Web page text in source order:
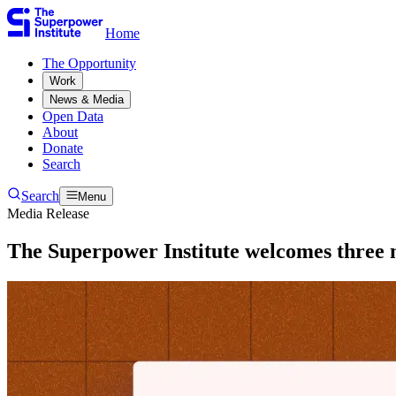
Home
The Opportunity​​​​‌ ‍ ​‍​‍‌‍ ‌ ​‍‌‍‍‌‌‍‌ ‌‍‍‌‌‍ ‍​‍​‍​ ‍‍​‍​‍‌ ​ ‌‍​‌‌‍ ‍‌‍‍‌‌ ‌​‌ ‍‌​‍ ‍‌‍‍‌‌‍ ​‍​‍​‍ ​​‍​‍‌‍‍​‌ ​‍‌‍‌‌‌‍‌‍​‍​‍​ ‍‍​‍​‍‌‍‍​‌ ‌​‌ ‌​‌ ​​​ ‍‍​‍ ​‍ ‌‍ ​‌‍ ‌‍​ ‌‍​‌‌‍ ​‌‍‍​‌‍ ‌ ​ ‌ ‌​​ ‍‍​ ​ ​ ​ ​ ​ ​ ​ ​‍ ‌‍‍‌‌‍ ‍‌ ‌​‌‍‌‌‌‍ ‍‌ ‌​​‍ ‌‍‌‌‌‍‌​‌‍‍‌‌ ‌​​‍ ‌‍ ‌‌‍ ‌‍‌​‌‍‌‌​ ‌‌ ​​‌ ​‍‌‍‌‌‌ ​ ‌‍‌‌‌‍ ‍‌ ‌​‌‍​‌‌ ‌​‌‍‍‌‌‍ ‌‍ ‍​ ‍ ‌‍‍‌‌‍‌​​ ‌​ ​‍​ ‌‍​ ‌‌​ ‌‍​ ​​‌‍‌‌​ ‍​​ ​​​‍ ‌​ ‌ ​ ‌​​ ‌‍​ ‌‌​‍ ‌​ ‌​​ ‍​​ ​ ​ ‍‌​‍ ‌​ ‍​​ ‌‍​ ​‍​ ‍‌​‍ ‌​ ‌‌​ ‌‌​ ‌ ​ ​‍‌‍‌‍​ ‍​​ ​‍​ ‍‌​ ‌‌​ ‍​​ ​​‌‍‌‌​ ‍ ‌ ‌​‌ ‍‌‌ ​​‌‍‌‌​ ‌‌ ​ ‌‍‌‌‌ ‌​‌ ‌​‌‍‍‌‌‍ ‍‌‍‌ ‌ ​ ​ ‍ ‌ ​​‌‍​‌‌ ‌​‌‍‍​​ ‌‌ ​ ‌‍‍‌‌ ‌​‌‍‌‌‌​ ‍‌‍​‌‌ ‌‍‌​‍‌‌ ‌​‌‍‌‌‌‍ ‌‌ ​ ​‍‌‌​ ‌‌‌​​‍‌‌ ‌‍‍ ‌‍‌‌‌ ‍‌​‍‌‌​ ​ ‌​‌​​‍‌‌​ ​ ‌​‌​​‍‌‌​ ​‍​ ​‍‌‍‌‌‌‍​‍‌‍‌‌‌‍​ ‌‍​‍‌‍​‌​ ​​​ ​​​ ​​​ ‌​​ ​​‌‍​ ​‍‌‌​ ​‍​ ​‍​‍‌‌​ ‌‌‌​‌​​‍ ‍‌‍ ​‌‍​‌‌‍​‍‌‍‌‌‌‍ ​​ ‌‍​‍‌‍​‌‌ ​ ‌‍‌‌‌‌‌‌‌ ​‍‌‍ ​​ ‌‌‍‍​‌ ‌​‌ ‌​‌ ​​​‍‌‌​ ​ ‌​​‌​‍‌‌​ ​‍‌​‌‍​‍‌‌​ ​‍‌​‌‍‌‍ ​‌‍ ‌‍​ ‌‍​‌‌‍ ​‌‍‍​‌‍ ‌ ​ ‌ ‌​​‍‌‌​ ​ ‌​​‌​ ​ ​ ​ ​ ​ ​ ​ ​‍‌‍‌‍‍‌‌‍‌​​ ‌​ ​‍​ ‌‍​ ‌‌​ ‌‍​ ​​‌‍‌‌​ ‍​​ ​​​‍ ‌​ ‌ ​ ‌​​ ‌‍​ ‌‌​‍ ‌​ ‌​​ ‍​​ ​ ​ ‍‌​‍ ‌​ ‍​​ ‌‍​ ​‍​ ‍‌​‍ ‌​ ‌‌​ ‌‌​ ‌ ​ ​‍‌‍‌‍​ ‍​​ ​‍​ ‍‌​ ‌‌​ ‍​​ ​​‌‍‌‌​‍‌‍‌ ‌​‌ ‍‌‌ ​​‌‍‌‌​ ‌‌ ​ ‌‍‌‌‌ ‌​‌ ‌​‌‍‍‌‌‍ ‍‌‍‌ ‌ ​ ​‍‌‍‌ ​​‌‍​‌‌ ‌​‌‍‍​​ ‌‌ ​ ‌‍‍‌‌ ‌​‌‍‌‌‌​ ‍‌‍​‌‌ ‌‍‌​‍‌‌ ‌​‌‍‌‌‌‍ ‌‌ ​ ​‍‌‌​ ‌‌‌​​‍‌‌ ‌‍‍ ‌‍‌‌‌ ‍‌​‍‌‌​ ​ ‌​‌​​‍‌‌​ ​ ‌​‌​​‍‌‌​ ​‍​ ​‍‌‍‌‌‌‍​‍‌‍‌‌‌‍​ ‌‍​‍‌‍​‌​ ​​​ ​​​ ​​​ ‌​​ ​​‌‍​ ​‍‌‌​ ​‍​ ​‍​‍‌‌​ ‌‌‌​‌​​‍ ‍‌‍ ​‌‍​‌‌‍​‍‌‍‌‌‌‍ ​​‍‌‍‌ ​​‌‍‌‌‌ ​‍‌ ​ ‌ ​​‌‍‌‌‌‍​ ‌ ‌​‌‍‍‌‌ ‌‍‌‍‌‌​ ‌‌ ​​‌ ‌‌‌‍​‍‌‍ ​‌‍‍‌‌ ​ ‌‍‍​‌‍‌‌‌‍‌​​‍​‍‌ ‌
Work​​​​‌ ‍ ​‍​‍‌‍ ‌ ​‍‌‍‍‌‌‍‌ ‌‍‍‌‌‍ ‍​‍​‍​ ‍‍​‍​‍‌ ​ ‌‍​‌‌‍ ‍‌‍‍‌‌ ‌​‌ ‍‌​‍ ‍‌‍‍‌‌‍ ​‍​‍​‍ ​​‍​‍‌‍‍​‌ ​‍‌‍‌‌‌‍‌‍​‍​‍​ ‍‍​‍​‍‌‍‍​‌ ‌​‌ ‌​‌ ​​​ ‍‍​‍ ​‍ ‌‍ ​‌‍ ‌‍​ ‌‍​‌‌‍ ​‌‍‍​‌‍ ‌ ​ ‌ ‌​​ ‍‍​ ​ ​ ​ ​ ​ ​ ​ ​‍ ‌‍‍‌‌‍ ‍‌ ‌​‌‍‌‌‌‍ ‍‌ ‌​​‍ ‌‍‌‌‌‍‌​‌‍‍‌‌ ‌​​‍ ‌‍ ‌‌‍ ‌‍‌​‌‍‌‌​ ‌‌ ​​‌ ​‍‌‍‌‌‌ ​ ‌‍‌‌‌‍ ‍‌ ‌​‌‍​‌‌ ‌​‌‍‍‌‌‍ ‌‍ ‍​ ‍ ‌‍‍‌‌‍‌​​ ‌​ ​‍​ ‌‍​ ‌‌​ ‌‍​ ​​‌‍‌‌​ ‍​​ ​​​‍ ‌​ ‌ ​ ‌​​ ‌‍​ ‌‌​‍ ‌​ ‌​​ ‍​​ ​ ​ ‍‌​‍ ‌​ ‍​​ ‌‍​ ​‍​ ‍‌​‍ ‌​ ‌‌​ ‌‌​ ‌ ​ ​‍‌‍‌‍​ ‍​​ ​‍​ ‍‌​ ‌‌​ ‍​​ ​​‌‍‌‌​ ‍ ‌ ‌​‌ ‍‌‌ ​​‌‍‌‌​ ‌‌ ​ ‌‍‌‌‌ ‌​‌ ‌​‌‍‍‌‌‍ ‍‌‍‌ ‌ ​ ​ ‍ ‌ ​​‌‍​‌‌ ‌​‌‍‍​​ ‌‌ ​ ‌‍‍‌‌ ‌​‌‍‌‌‌​ ‍‌‍​‌‌ ‌‍‌​‍‌‌ ‌​‌‍‌‌‌‍ ‌‌ ​ ​‍‌‌​ ‌‌‌​​‍‌‌ ‌‍‍ ‌‍‌‌‌ ‍‌​‍‌‌​ ​ ‌​‌​​‍‌‌​ ​ ‌​‌​​‍‌‌​ ​‍​ ​‍​ ‌‌​ ​​‌‍‌‍‌‍​‌‌‍‌​​ ‌‌​ ‌ ‌‍‌‍​ ‌ ‌‍​‌‌‍‌‌​ ​‍​ ‌ ​ ‌​‌‍‌‌​ ‍‌‌‍​ ​ ​​‌‍‌​​ ‍‌​ ​ ​ ‌‌​ ‌‌​ ​‍​ ‌ ​ ‌ ​ ‌‌‌‍‌​‌‍​‌​ ‍‌​ ​​​ ‌ ​‍‌‌​ ​‍​ ​‍​‍‌‌​ ‌‌‌​‌​​‍ ‍‌‍ ​‌‍​‌‌‍​‍‌‍‌‌‌‍ ​​ ‌‍​‍‌‍​‌‌ ​ ‌‍‌‌‌‌‌‌‌ ​‍‌‍ ​​ ‌‌‍‍​‌ ‌​‌ ‌​‌ ​​​‍‌‌​ ​ ‌​​‌​‍‌‌​ ​‍‌​‌‍​‍‌‌​ ​‍‌​‌‍‌‍ ​‌‍ ‌‍​ ‌‍​‌‌‍ ​‌‍‍​‌‍ ‌ ​ ‌ ‌​​‍‌‌​ ​ ‌​​‌​ ​ ​ ​ ​ ​ ​ ​ ​‍‌‍‌‍‍‌‌‍‌​​ ‌​ ​‍​ ‌‍​ ‌‌​ ‌‍​ ​​‌‍‌‌​ ‍​​ ​​​‍ ‌​ ‌ ​ ‌​​ ‌‍​ ‌‌​‍ ‌​ ‌​​ ‍​​ ​ ​ ‍‌​‍ ‌​ ‍​​ ‌‍​ ​‍​ ‍‌​‍ ‌​ ‌‌​ ‌‌​ ‌ ​ ​‍‌‍‌‍​ ‍​​ ​‍​ ‍‌​ ‌‌​ ‍​​ ​​‌‍‌‌​‍‌‍‌ ‌​‌ ‍‌‌ ​​‌‍‌‌​ ‌‌ ​ ‌‍‌‌‌ ‌​‌ ‌​‌‍‍‌‌‍ ‍‌‍‌ ‌ ​ ​‍‌‍‌ ​​‌‍​‌‌ ‌​‌‍‍​​ ‌‌ ​ ‌‍‍‌‌ ‌​‌‍‌‌‌​ ‍‌‍​‌‌ ‌‍‌​‍‌‌ ‌​‌‍‌‌‌‍ ‌‌ ​ ​‍‌‌​ ‌‌‌​​‍‌‌ ‌‍‍ ‌‍‌‌‌ ‍‌​‍‌‌​ ​ ‌​‌​​‍‌‌​ ​ ‌​‌​​‍‌‌​ ​‍​ ​‍​ ‌‌​ ​​‌‍‌‍‌‍​‌‌‍‌​​ ‌‌​ ‌ ‌‍‌‍​ ‌ ‌‍​‌‌‍‌‌​ ​‍​ ‌ ​ ‌​‌‍‌‌​ ‍‌‌‍​ ​ ​​‌‍‌​​ ‍‌​ ​ ​ ‌‌​ ‌‌​ ​‍​ ‌ ​ ‌ ​ ‌‌‌‍‌​‌‍​‌​ ‍‌​ ​​​ ‌ ​‍‌‌​ ​‍​ ​‍​‍‌‌​ ‌‌‌​‌​​‍ ‍‌‍ ​‌‍​‌‌‍​‍‌‍‌‌‌‍ ​​‍‌‍‌ ​​‌‍‌‌‌ ​‍‌ ​ ‌ ​​‌‍‌‌‌‍​ ‌ ‌​‌‍‍‌‌ ‌‍‌‍‌‌​ ‌‌ ​​‌ ‌‌‌‍​‍‌‍ ​‌‍‍‌‌ ​ ‌‍‍​‌‍‌‌‌‍‌​​‍​‍‌ ‌
News & Media​​​​‌ ‍ ​‍​‍‌‍ ‌ ​‍‌‍‍‌‌‍‌ ‌‍‍‌‌‍ ‍​‍​‍​ ‍‍​‍​‍‌ ​ ‌‍​‌‌‍ ‍‌‍‍‌‌ ‌​‌ ‍‌​‍ ‍‌‍‍‌‌‍ ​‍​‍​‍ ​​‍​‍‌‍‍​‌ ​‍‌‍‌‌‌‍‌‍​‍​‍​ ‍‍​‍​‍‌‍‍​‌ ‌​‌ ‌​‌ ​​​ ‍‍​‍ ​‍ ‌‍ ​‌‍ ‌‍​ ‌‍​‌‌‍ ​‌‍‍​‌‍ ‌ ​ ‌ ‌​​ ‍‍​ ​ ​ ​ ​ ​ ​ ​ ​‍ ‌‍‍‌‌‍ ‍‌ ‌​‌‍‌‌‌‍ ‍‌ ‌​​‍ ‌‍‌‌‌‍‌​‌‍‍‌‌ ‌​​‍ ‌‍ ‌‌‍ ‌‍‌​‌‍‌‌​ ‌‌ ​​‌ ​‍‌‍‌‌‌ ​ ‌‍‌‌‌‍ ‍‌ ‌​‌‍​‌‌ ‌​‌‍‍‌‌‍ ‌‍ ‍​ ‍ ‌‍‍‌‌‍‌​​ ‌​ ​‍​ ‌‍​ ‌‌​ ‌‍​ ​​‌‍‌‌​ ‍​​ ​​​‍ ‌​ ‌ ​ ‌​​ ‌‍​ ‌‌​‍ ‌​ ‌​​ ‍​​ ​ ​ ‍‌​‍ ‌​ ‍​​ ‌‍​ ​‍​ ‍‌​‍ ‌​ ‌‌​ ‌‌​ ‌ ​ ​‍‌‍‌‍​ ‍​​ ​‍​ ‍‌​ ‌‌​ ‍​​ ​​‌‍‌‌​ ‍ ‌ ‌​‌ ‍‌‌ ​​‌‍‌‌​ ‌‌ ​ ‌‍‌‌‌ ‌​‌ ‌​‌‍‍‌‌‍ ‍‌‍‌ ‌ ​ ​ ‍ ‌ ​​‌‍​‌‌ ‌​‌‍‍​​ ‌‌ ​ ‌‍‍‌‌ ‌​‌‍‌‌‌​ ‍‌‍​‌‌ ‌‍‌​‍‌‌ ‌​‌‍‌‌‌‍ ‌‌ ​ ​‍‌‌​ ‌‌‌​​‍‌‌ ‌‍‍ ‌‍‌‌‌ ‍‌​‍‌‌​ ​ ‌​‌​​‍‌‌​ ​ ‌​‌​​‍‌‌​ ​‍​ ​‍​ ​​​ ​ ​ ‌‌​ ‍‌​ ‌‍‌‍‌‌‌‍‌​‌‍‌‌​ ‍​​ ​​​ ‌ ​ ‌‌​‍‌‌​ ​‍​ ​‍​‍‌‌​ ‌‌‌​‌​​‍ ‍‌‍ ​‌‍​‌‌‍​‍‌‍‌‌‌‍ ​​ ‌‍​‍‌‍​‌‌ ​ ‌‍‌‌‌‌‌‌‌ ​‍‌‍ ​​ ‌‌‍‍​‌ ‌​‌ ‌​‌ ​​​‍‌‌​ ​ ‌​​‌​‍‌‌​ ​‍‌​‌‍​‍‌‌​ ​‍‌​‌‍‌‍ ​‌‍ ‌‍​ ‌‍​‌‌‍ ​‌‍‍​‌‍ ‌ ​ ‌ ‌​​‍‌‌​ ​ ‌​​‌​ ​ ​ ​ ​ ​ ​ ​ ​‍‌‍‌‍‍‌‌‍‌​​ ‌​ ​‍​ ‌‍​ ‌‌​ ‌‍​ ​​‌‍‌‌​ ‍​​ ​​​‍ ‌​ ‌ ​ ‌​​ ‌‍​ ‌‌​‍ ‌​ ‌​​ ‍​​ ​ ​ ‍‌​‍ ‌​ ‍​​ ‌‍​ ​‍​ ‍‌​‍ ‌​ ‌‌​ ‌‌​ ‌ ​ ​‍‌‍‌‍​ ‍​​ ​‍​ ‍‌​ ‌‌​ ‍​​ ​​‌‍‌‌​‍‌‍‌ ‌​‌ ‍‌‌ ​​‌‍‌‌​ ‌‌ ​ ‌‍‌‌‌ ‌​‌ ‌​‌‍‍‌‌‍ ‍‌‍‌ ‌ ​ ​‍‌‍‌ ​​‌‍​‌‌ ‌​‌‍‍​​ ‌‌ ​ ‌‍‍‌‌ ‌​‌‍‌‌‌​ ‍‌‍​‌‌ ‌‍‌​‍‌‌ ‌​‌‍‌‌‌‍ ‌‌ ​ ​‍‌‌​ ‌‌‌​​‍‌‌ ‌‍‍ ‌‍‌‌‌ ‍‌​‍‌‌​ ​ ‌​‌​​‍‌‌​ ​ ‌​‌​​‍‌‌​ ​‍​ ​‍​ ​​​ ​ ​ ‌‌​ ‍‌​ ‌‍‌‍‌‌‌‍‌​‌‍‌‌​ ‍​​ ​​​ ‌ ​ ‌‌​‍‌‌​ ​‍​ ​‍​‍‌‌​ ‌‌‌​‌​​‍ ‍‌‍ ​‌‍​‌‌‍​‍‌‍‌‌‌‍ ​​‍‌‍‌ ​​‌‍‌‌‌ ​‍‌ ​ ‌ ​​‌‍‌‌‌‍​ ‌ ‌​‌‍‍‌‌ ‌‍‌‍‌‌​ ‌‌ ​​‌ ‌‌‌‍​‍‌‍ ​‌‍‍‌‌ ​ ‌‍‍​‌‍‌‌‌‍‌​​‍​‍‌ ‌
Open Data​​​​‌ ‍ ​‍​‍‌‍ ‌ ​‍‌‍‍‌‌‍‌ ‌‍‍‌‌‍ ‍​‍​‍​ ‍‍​‍​‍‌ ​ ‌‍​‌‌‍ ‍‌‍‍‌‌ ‌​‌ ‍‌​‍ ‍‌‍‍‌‌‍ ​‍​‍​‍ ​​‍​‍‌‍‍​‌ ​‍‌‍‌‌‌‍‌‍​‍​‍​ ‍‍​‍​‍‌‍‍​‌ ‌​‌ ‌​‌ ​​​ ‍‍​‍ ​‍ ‌‍ ​‌‍ ‌‍​ ‌‍​‌‌‍ ​‌‍‍​‌‍ ‌ ​ ‌ ‌​​ ‍‍​ ​ ​ ​ ​ ​ ​ ​ ​‍ ‌‍‍‌‌‍ ‍‌ ‌​‌‍‌‌‌‍ ‍‌ ‌​​‍ ‌‍‌‌‌‍‌​‌‍‍‌‌ ‌​​‍ ‌‍ ‌‌‍ ‌‍‌​‌‍‌‌​ ‌‌ ​​‌ ​‍‌‍‌‌‌ ​ ‌‍‌‌‌‍ ‍‌ ‌​‌‍​‌‌ ‌​‌‍‍‌‌‍ ‌‍ ‍​ ‍ ‌‍‍‌‌‍‌​​ ‌​ ​‍​ ‌‍​ ‌‌​ ‌‍​ ​​‌‍‌‌​ ‍​​ ​​​‍ ‌​ ‌ ​ ‌​​ ‌‍​ ‌‌​‍ ‌​ ‌​​ ‍​​ ​ ​ ‍‌​‍ ‌​ ‍​​ ‌‍​ ​‍​ ‍‌​‍ ‌​ ‌‌​ ‌‌​ ‌ ​ ​‍‌‍‌‍​ ‍​​ ​‍​ ‍‌​ ‌‌​ ‍​​ ​​‌‍‌‌​ ‍ ‌ ‌​‌ ‍‌‌ ​​‌‍‌‌​ ‌‌ ​ ‌‍‌‌‌ ‌​‌ ‌​‌‍‍‌‌‍ ‍‌‍‌ ‌ ​ ​ ‍ ‌ ​​‌‍​‌‌ ‌​‌‍‍​​ ‌‌ ​ ‌‍‍‌‌ ‌​‌‍‌‌‌​ ‍‌‍​‌‌ ‌‍‌​‍‌‌ ‌​‌‍‌‌‌‍ ‌‌ ​ ​‍‌‌​ ‌‌‌​​‍‌‌ ‌‍‍ ‌‍‌‌‌ ‍‌​‍‌‌​ ​ ‌​‌​​‍‌‌​ ​ ‌​‌​​‍‌‌​ ​‍​ ​‍​ ‍​‌‍‌‍‌‍‌​​ ​ ​ ‍​‌‍​‍‌‍‌‌‌‍​ ​ ​‍‌‍​‍​ ‍‌​ ​ ​‍‌‌​ ​‍​ ​‍​‍‌‌​ ‌‌‌​‌​​‍ ‍‌‍ ​‌‍​‌‌‍​‍‌‍‌‌‌‍ ​​ ‌‍​‍‌‍​‌‌ ​ ‌‍‌‌‌‌‌‌‌ ​‍‌‍ ​​ ‌‌‍‍​‌ ‌​‌ ‌​‌ ​​​‍‌‌​ ​ ‌​​‌​‍‌‌​ ​‍‌​‌‍​‍‌‌​ ​‍‌​‌‍‌‍ ​‌‍ ‌‍​ ‌‍​‌‌‍ ​‌‍‍​‌‍ ‌ ​ ‌ ‌​​‍‌‌​ ​ ‌​​‌​ ​ ​ ​ ​ ​ ​ ​ ​‍‌‍‌‍‍‌‌‍‌​​ ‌​ ​‍​ ‌‍​ ‌‌​ ‌‍​ ​​‌‍‌‌​ ‍​​ ​​​‍ ‌​ ‌ ​ ‌​​ ‌‍​ ‌‌​‍ ‌​ ‌​​ ‍​​ ​ ​ ‍‌​‍ ‌​ ‍​​ ‌‍​ ​‍​ ‍‌​‍ ‌​ ‌‌​ ‌‌​ ‌ ​ ​‍‌‍‌‍​ ‍​​ ​‍​ ‍‌​ ‌‌​ ‍​​ ​​‌‍‌‌​‍‌‍‌ ‌​‌ ‍‌‌ ​​‌‍‌‌​ ‌‌ ​ ‌‍‌‌‌ ‌​‌ ‌​‌‍‍‌‌‍ ‍‌‍‌ ‌ ​ ​‍‌‍‌ ​​‌‍​‌‌ ‌​‌‍‍​​ ‌‌ ​ ‌‍‍‌‌ ‌​‌‍‌‌‌​ ‍‌‍​‌‌ ‌‍‌​‍‌‌ ‌​‌‍‌‌‌‍ ‌‌ ​ ​‍‌‌​ ‌‌‌​​‍‌‌ ‌‍‍ ‌‍‌‌‌ ‍‌​‍‌‌​ ​ ‌​‌​​‍‌‌​ ​ ‌​‌​​‍‌‌​ ​‍​ ​‍​ ‍​‌‍‌‍‌‍‌​​ ​ ​ ‍​‌‍​‍‌‍‌‌‌‍​ ​ ​‍‌‍​‍​ ‍‌​ ​ ​‍‌‌​ ​‍​ ​‍​‍‌‌​ ‌‌‌​‌​​‍ ‍‌‍ ​‌‍​‌‌‍​‍‌‍‌‌‌‍ ​​‍‌‍‌ ​​‌‍‌‌‌ ​‍‌ ​ ‌ ​​‌‍‌‌‌‍​ ‌ ‌​‌‍‍‌‌ ‌‍‌‍‌‌​ ‌‌ ​​‌ ‌‌‌‍​‍‌‍ ​‌‍‍‌‌ ​ ‌‍‍​‌‍‌‌‌‍‌​​‍​‍‌ ‌
About​​​​‌ ‍ ​‍​‍‌‍ ‌ ​‍‌‍‍‌‌‍‌ ‌‍‍‌‌‍ ‍​‍​‍​ ‍‍​‍​‍‌ ​ ‌‍​‌‌‍ ‍‌‍‍‌‌ ‌​‌ ‍‌​‍ ‍‌‍‍‌‌‍ ​‍​‍​‍ ​​‍​‍‌‍‍​‌ ​‍‌‍‌‌‌‍‌‍​‍​‍​ ‍‍​‍​‍‌‍‍​‌ ‌​‌ ‌​‌ ​​​ ‍‍​‍ ​‍ ‌‍ ​‌‍ ‌‍​ ‌‍​‌‌‍ ​‌‍‍​‌‍ ‌ ​ ‌ ‌​​ ‍‍​ ​ ​ ​ ​ ​ ​ ​ ​‍ ‌‍‍‌‌‍ ‍‌ ‌​‌‍‌‌‌‍ ‍‌ ‌​​‍ ‌‍‌‌‌‍‌​‌‍‍‌‌ ‌​​‍ ‌‍ ‌‌‍ ‌‍‌​‌‍‌‌​ ‌‌ ​​‌ ​‍‌‍‌‌‌ ​ ‌‍‌‌‌‍ ‍‌ ‌​‌‍​‌‌ ‌​‌‍‍‌‌‍ ‌‍ ‍​ ‍ ‌‍‍‌‌‍‌​​ ‌​ ​‍​ ‌‍​ ‌‌​ ‌‍​ ​​‌‍‌‌​ ‍​​ ​​​‍ ‌​ ‌ ​ ‌​​ ‌‍​ ‌‌​‍ ‌​ ‌​​ ‍​​ ​ ​ ‍‌​‍ ‌​ ‍​​ ‌‍​ ​‍​ ‍‌​‍ ‌​ ‌‌​ ‌‌​ ‌ ​ ​‍‌‍‌‍​ ‍​​ ​‍​ ‍‌​ ‌‌​ ‍​​ ​​‌‍‌‌​ ‍ ‌ ‌​‌ ‍‌‌ ​​‌‍‌‌​ ‌‌ ​ ‌‍‌‌‌ ‌​‌ ‌​‌‍‍‌‌‍ ‍‌‍‌ ‌ ​ ​ ‍ ‌ ​​‌‍​‌‌ ‌​‌‍‍​​ ‌‌ ​ ‌‍‍‌‌ ‌​‌‍‌‌‌​ ‍‌‍​‌‌ ‌‍‌​‍‌‌ ‌​‌‍‌‌‌‍ ‌‌ ​ ​‍‌‌​ ‌‌‌​​‍‌‌ ‌‍‍ ‌‍‌‌‌ ‍‌​‍‌‌​ ​ ‌​‌​​‍‌‌​ ​ ‌​‌​​‍‌‌​ ​‍​ ​‍​ ‌‍​ ​ ‌‍‌‌‌‍​‌‌‍​‍‌‍‌​‌‍‌‌​ ​​​ ‌‍​ ‌ ​ ‌ ​ ‌‌​‍‌‌​ ​‍​ ​‍​‍‌‌​ ‌‌‌​‌​​‍ ‍‌‍ ​‌‍​‌‌‍​‍‌‍‌‌‌‍ ​​ ‌‍​‍‌‍​‌‌ ​ ‌‍‌‌‌‌‌‌‌ ​‍‌‍ ​​ ‌‌‍‍​‌ ‌​‌ ‌​‌ ​​​‍‌‌​ ​ ‌​​‌​‍‌‌​ ​‍‌​‌‍​‍‌‌​ ​‍‌​‌‍‌‍ ​‌‍ ‌‍​ ‌‍​‌‌‍ ​‌‍‍​‌‍ ‌ ​ ‌ ‌​​‍‌‌​ ​ ‌​​‌​ ​ ​ ​ ​ ​ ​ ​ ​‍‌‍‌‍‍‌‌‍‌​​ ‌​ ​‍​ ‌‍​ ‌‌​ ‌‍​ ​​‌‍‌‌​ ‍​​ ​​​‍ ‌​ ‌ ​ ‌​​ ‌‍​ ‌‌​‍ ‌​ ‌​​ ‍​​ ​ ​ ‍‌​‍ ‌​ ‍​​ ‌‍​ ​‍​ ‍‌​‍ ‌​ ‌‌​ ‌‌​ ‌ ​ ​‍‌‍‌‍​ ‍​​ ​‍​ ‍‌​ ‌‌​ ‍​​ ​​‌‍‌‌​‍‌‍‌ ‌​‌ ‍‌‌ ​​‌‍‌‌​ ‌‌ ​ ‌‍‌‌‌ ‌​‌ ‌​‌‍‍‌‌‍ ‍‌‍‌ ‌ ​ ​‍‌‍‌ ​​‌‍​‌‌ ‌​‌‍‍​​ ‌‌ ​ ‌‍‍‌‌ ‌​‌‍‌‌‌​ ‍‌‍​‌‌ ‌‍‌​‍‌‌ ‌​‌‍‌‌‌‍ ‌‌ ​ ​‍‌‌​ ‌‌‌​​‍‌‌ ‌‍‍ ‌‍‌‌‌ ‍‌​‍‌‌​ ​ ‌​‌​​‍‌‌​ ​ ‌​‌​​‍‌‌​ ​‍​ ​‍​ ‌‍​ ​ ‌‍‌‌‌‍​‌‌‍​‍‌‍‌​‌‍‌‌​ ​​​ ‌‍​ ‌ ​ ‌ ​ ‌‌​‍‌‌​ ​‍​ ​‍​‍‌‌​ ‌‌‌​‌​​‍ ‍‌‍ ​‌‍​‌‌‍​‍‌‍‌‌‌‍ ​​‍‌‍‌ ​​‌‍‌‌‌ ​‍‌ ​ ‌ ​​‌‍‌‌‌‍​ ‌ ‌​‌‍‍‌‌ ‌‍‌‍‌‌​ ‌‌ ​​‌ ‌‌‌‍​‍‌‍ ​‌‍‍‌‌ ​ ‌‍‍​‌‍‌‌‌‍‌​​‍​‍‌ ‌
Donate​​​​‌ ‍ ​‍​‍‌‍ ‌ ​‍‌‍‍‌‌‍‌ ‌‍‍‌‌‍ ‍​‍​‍​ ‍‍​‍​‍‌ ​ ‌‍​‌‌‍ ‍‌‍‍‌‌ ‌​‌ ‍‌​‍ ‍‌‍‍‌‌‍ ​‍​‍​‍ ​​‍​‍‌‍‍​‌ ​‍‌‍‌‌‌‍‌‍​‍​‍​ ‍‍​‍​‍‌‍‍​‌ ‌​‌ ‌​‌ ​​​ ‍‍​‍ ​‍ ‌‍ ​‌‍ ‌‍​ ‌‍​‌‌‍ ​‌‍‍​‌‍ ‌ ​ ‌ ‌​​ ‍‍​ ​ ​ ​ ​ ​ ​ ​ ​‍ ‌‍‍‌‌‍ ‍‌ ‌​‌‍‌‌‌‍ ‍‌ ‌​​‍ ‌‍‌‌‌‍‌​‌‍‍‌‌ ‌​​‍ ‌‍ ‌‌‍ ‌‍‌​‌‍‌‌​ ‌‌ ​​‌ ​‍‌‍‌‌‌ ​ ‌‍‌‌‌‍ ‍‌ ‌​‌‍​‌‌ ‌​‌‍‍‌‌‍ ‌‍ ‍​ ‍ ‌‍‍‌‌‍‌​​ ‌​ ​‍​ ‌‍​ ‌‌​ ‌‍​ ​​‌‍‌‌​ ‍​​ ​​​‍ ‌​ ‌ ​ ‌​​ ‌‍​ ‌‌​‍ ‌​ ‌​​ ‍​​ ​ ​ ‍‌​‍ ‌​ ‍​​ ‌‍​ ​‍​ ‍‌​‍ ‌​ ‌‌​ ‌‌​ ‌ ​ ​‍‌‍‌‍​ ‍​​ ​‍​ ‍‌​ ‌‌​ ‍​​ ​​‌‍‌‌​ ‍ ‌ ‌​‌ ‍‌‌ ​​‌‍‌‌​ ‌‌ ​ ‌‍‌‌‌ ‌​‌ ‌​‌‍‍‌‌‍ ‍‌‍‌ ‌ ​ ​ ‍ ‌ ​​‌‍​‌‌ ‌​‌‍‍​​ ‌‌ ​ ‌‍‍‌‌ ‌​‌‍‌‌‌​ ‍‌‍​‌‌ ‌‍‌​‍‌‌ ‌​‌‍‌‌‌‍ ‌‌ ​ ​‍‌‌​ ‌‌‌​​‍‌‌ ‌‍‍ ‌‍‌‌‌ ‍‌​‍‌‌​ ​ ‌​‌​​‍‌‌​ ​ ‌​‌​​‍‌‌​ ​‍​ ​‍​ ‌​​ ‍‌​ ‌‍​ ​ ​ ‍​‌‍​ ​ ‌‌​ ​‍‌‍‌‌​ ​‍​ ‌‌‌‍‌‌​‍‌‌​ ​‍​ ​‍​‍‌‌​ ‌‌‌​‌​​‍ ‍‌‍ ​‌‍​‌‌‍​‍‌‍‌‌‌‍ ​​ ‌‍​‍‌‍​‌‌ ​ ‌‍‌‌‌‌‌‌‌ ​‍‌‍ ​​ ‌‌‍‍​‌ ‌​‌ ‌​‌ ​​​‍‌‌​ ​ ‌​​‌​‍‌‌​ ​‍‌​‌‍​‍‌‌​ ​‍‌​‌‍‌‍ ​‌‍ ‌‍​ ‌‍​‌‌‍ ​‌‍‍​‌‍ ‌ ​ ‌ ‌​​‍‌‌​ ​ ‌​​‌​ ​ ​ ​ ​ ​ ​ ​ ​‍‌‍‌‍‍‌‌‍‌​​ ‌​ ​‍​ ‌‍​ ‌‌​ ‌‍​ ​​‌‍‌‌​ ‍​​ ​​​‍ ‌​ ‌ ​ ‌​​ ‌‍​ ‌‌​‍ ‌​ ‌​​ ‍​​ ​ ​ ‍‌​‍ ‌​ ‍​​ ‌‍​ ​‍​ ‍‌​‍ ‌​ ‌‌​ ‌‌​ ‌ ​ ​‍‌‍‌‍​ ‍​​ ​‍​ ‍‌​ ‌‌​ ‍​​ ​​‌‍‌‌​‍‌‍‌ ‌​‌ ‍‌‌ ​​‌‍‌‌​ ‌‌ ​ ‌‍‌‌‌ ‌​‌ ‌​‌‍‍‌‌‍ ‍‌‍‌ ‌ ​ ​‍‌‍‌ ​​‌‍​‌‌ ‌​‌‍‍​​ ‌‌ ​ ‌‍‍‌‌ ‌​‌‍‌‌‌​ ‍‌‍​‌‌ ‌‍‌​‍‌‌ ‌​‌‍‌‌‌‍ ‌‌ ​ ​‍‌‌​ ‌‌‌​​‍‌‌ ‌‍‍ ‌‍‌‌‌ ‍‌​‍‌‌​ ​ ‌​‌​​‍‌‌​ ​ ‌​‌​​‍‌‌​ ​‍​ ​‍​ ‌​​ ‍‌​ ‌‍​ ​ ​ ‍​‌‍​ ​ ‌‌​ ​‍‌‍‌‌​ ​‍​ ‌‌‌‍‌‌​‍‌‌​ ​‍​ ​‍​‍‌‌​ ‌‌‌​‌​​‍ ‍‌‍ ​‌‍​‌‌‍​‍‌‍‌‌‌‍ ​​‍‌‍‌ ​​‌‍‌‌‌ ​‍‌ ​ ‌ ​​‌‍‌‌‌‍​ ‌ ‌​‌‍‍‌‌ ‌‍‌‍‌‌​ ‌‌ ​​‌ ‌‌‌‍​‍‌‍ ​‌‍‍‌‌ ​ ‌‍‍​‌‍‌‌‌‍‌​​‍​‍‌ ‌
Search
Search Menu
Media Release
The Superpower Institute welcomes three new board members​​​​‌